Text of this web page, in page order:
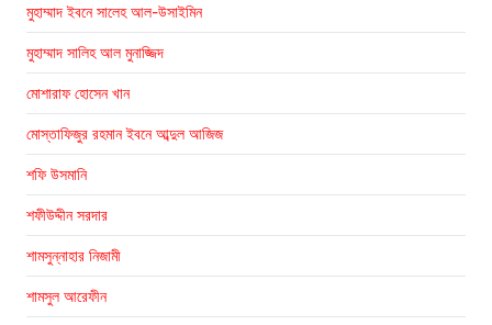
মুহাম্মাদ ইবনে সালেহ আল-উসাইমিন
মুহাম্মাদ সালিহ আল মুনাজ্জিদ
মোশারাফ হোসেন খান
মোস্তাফিজুর রহমান ইবনে আব্দুল আজিজ
শফি উসমানি
শফীউদ্দীন সরদার
শামসুন্নাহার নিজামী
শামসুল আরেফীন